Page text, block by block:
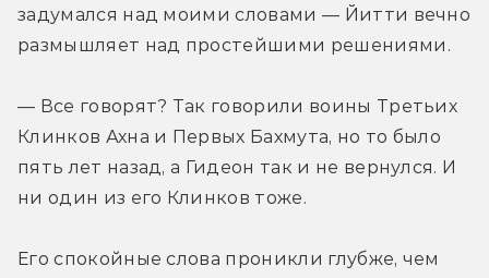
задумался над моими словами — Йитти вечно
размышляет над простейшими решениями.
— Все говорят? Так говорили воины Третьих
Клинков Ахна и Первых Бахмута, но то было
пять лет назад, а Гидеон так и не вернулся. И
ни один из его Клинков тоже.
Его спокойные слова проникли глубже, чем